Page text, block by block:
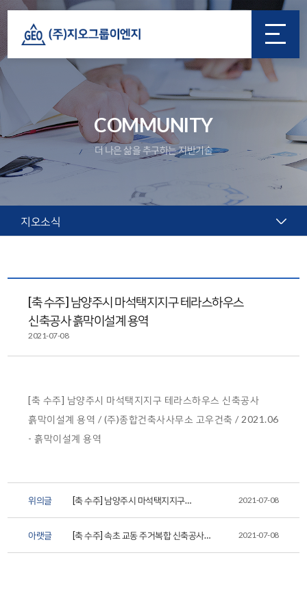
COMMUNITY
더 나은 삶을 추구하는 지반기술
지오소식
[축 수주] 남양주시 마석택지지구 테라스하우스
신축공사 흙막이설계 용역
2021-07-08
[축 수주] 남양주시 마석택지지구 테라스하우스 신축공사
흙막이설계 용역 / (주)종합건축사사무소 고우건축 / 2021.06
- 흙막이설계 용역
위의글
[축 수주] 남양주시 마석택지지구
테라스하우스 신축공사 부
2021-07-08
아랫글
[축 수주] 속초 교동 주거복합 신축공사
부대토목설계 용역
2021-07-08